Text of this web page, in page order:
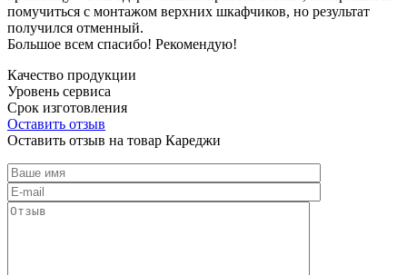
помучиться с монтажом верхних шкафчиков, но результат
получился отменный.
Большое всем спасибо! Рекомендую!
Качество продукции
Уровень сервиса
Срок изготовления
Оставить отзыв
Оставить отзыв на товар Кареджи